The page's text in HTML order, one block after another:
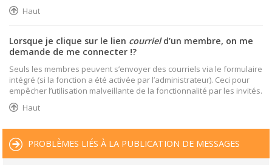
Haut
Lorsque je clique sur le lien courrield’un membre, on me
demande de me connecter !?
Seuls les membres peuvent s’envoyer des courriels via le formulaire
intégré (si la fonction a été activée par l’administrateur). Ceci pour
empêcher l’utilisation malveillante de la fonctionnalité par les invités.
Haut
PROBLÈMES LIÉS À LA PUBLICATION DE MESSAGES